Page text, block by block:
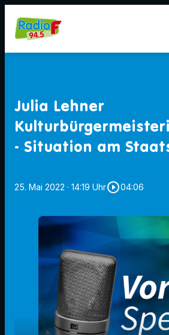
Julia Lehner
- Situation am
25. Mai 2022 · 14:19 Uhrplay_circle_outline04:06